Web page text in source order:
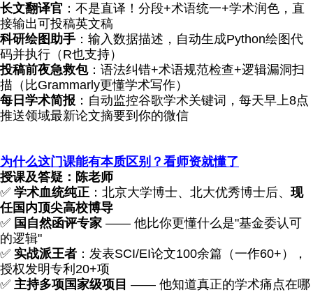
长文翻译官 ：不是直译！分段+术语统一+学术润色，直
接输出可投稿英文稿
科研绘图助手 ：输入数据描述，自动生成Python绘图代
码并执行（R也支持）
投稿前夜急救包：语法纠错+术语规范检查+逻辑漏洞扫
描（比Grammarly更懂学术写作）
每日学术简报 ：自动监控谷歌学术关键词，每天早上8点
推送领域最新论文摘要到你的微信
为什么这门课能有本质区别？看师资就懂了
授课及答疑 ：陈老师
✅ 学术血统纯正 ：北京大学博士、北大优秀博士后、 现
任国内顶尖高校博导
✅ 国 自然函评专家 —— 他比你更懂什么是"基金委认可
的逻辑"
✅ 实战派王者 ：发表SCI/EI论文100余篇（一作60+），
授权发明专利20+项
✅ 主持多项国家级项目 —— 他知道真正的学术痛点在哪